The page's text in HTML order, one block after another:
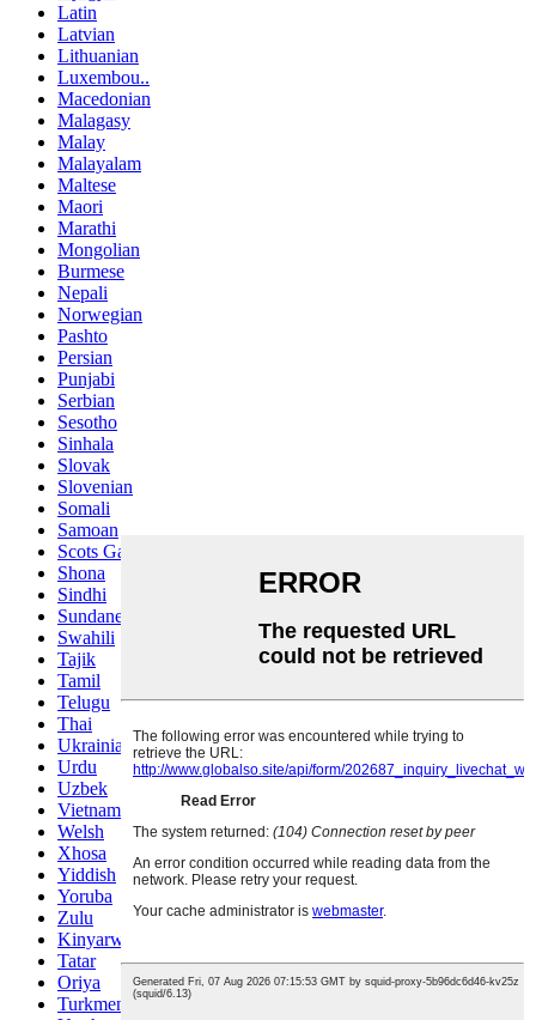
Latin
Latvian
Lithuanian
Luxembou..
Macedonian
Malagasy
Malay
Malayalam
Maltese
Maori
Marathi
Mongolian
Burmese
Nepali
Norwegian
Pashto
Persian
Punjabi
Serbian
Sesotho
Sinhala
Slovak
Slovenian
Somali
Samoan
Scots Gaelic
Shona
Sindhi
Sundanese
Swahili
Tajik
Tamil
Telugu
Thai
Ukrainian
Urdu
Uzbek
Vietnamese
Welsh
Xhosa
Yiddish
Yoruba
Zulu
Kinyarwanda
Tatar
Oriya
Turkmen